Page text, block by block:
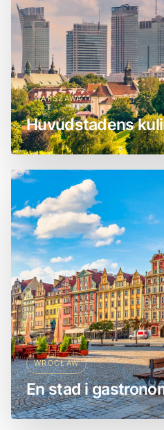
WARSZAWA
Huvudstadens
WROCŁAW
En stad i